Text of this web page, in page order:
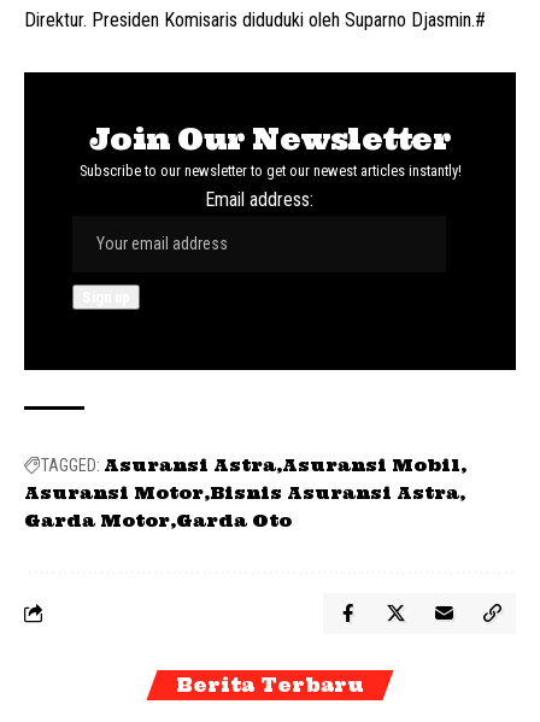
Direktur. Presiden Komisaris diduduki oleh Suparno Djasmin.#
Join Our Newsletter
Subscribe to our newsletter to get our newest articles instantly!
Email address:
TAGGED: Asuransi Astra Asuransi Mobil
Asuransi Motor Bisnis Asuransi Astra
Garda Motor Garda Oto
Berita Terbaru